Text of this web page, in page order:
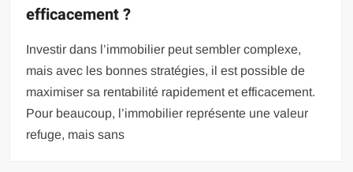
efficacement ?
Investir dans l’immobilier peut sembler complexe,
mais avec les bonnes stratégies, il est possible de
maximiser sa rentabilité rapidement et efficacement.
Pour beaucoup, l’immobilier représente une valeur
refuge, mais sans